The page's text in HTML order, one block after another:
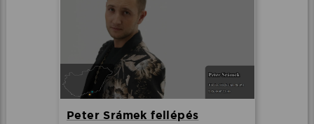
Peter Srámek fellépés